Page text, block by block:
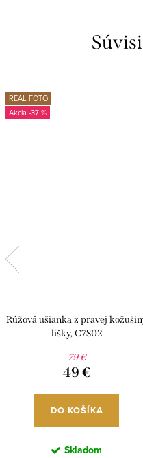
REAL FOTO
-37 %
Rúžová ušianka z pravej
líšky, C7S02
79 €
49 €
DO KOŠÍKA
Skladom